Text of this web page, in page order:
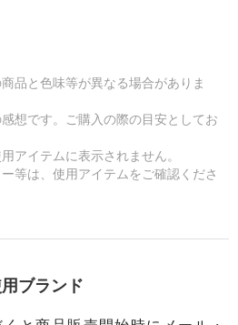
品と色味等が異なる場合がありま
想です。ご購入の際の目安としてお
アイテムに表示されません。
等は、使用アイテムをご確認くださ
ブランド